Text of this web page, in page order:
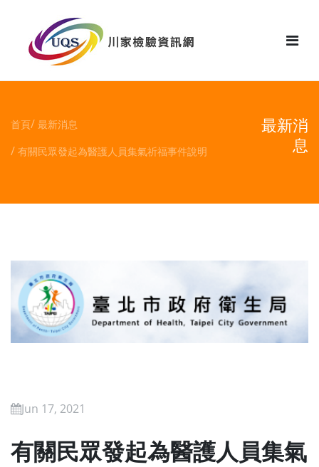
首頁 最新消息
有關民眾發起為醫護人員集氣祈福事件說明
最新消
息
Jun 17, 2021
有關民眾發起為醫護人員集氣